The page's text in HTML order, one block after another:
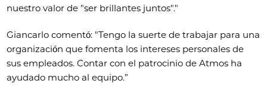
nuestro valor de "ser brillantes juntos"."
Giancarlo comentó: "Tengo la suerte de trabajar para una
organización que fomenta los intereses personales de
sus empleados. Contar con el patrocinio de Atmos ha
ayudado mucho al equipo.”